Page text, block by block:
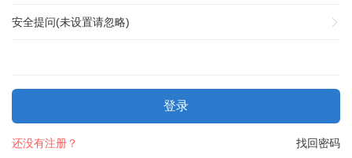
安全提问(未设置请忽略)
登录
找回密码
还没有注册？